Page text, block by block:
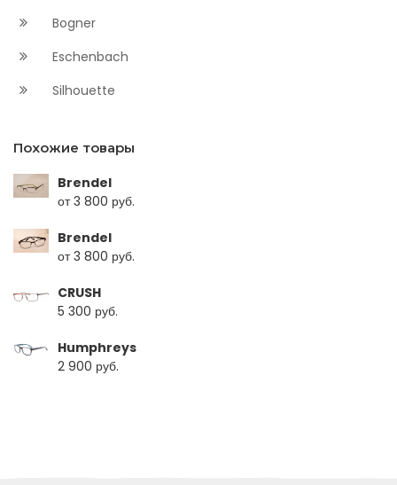
Bogner
Eschenbach
Silhouette
Похожие товары
Brendel
от 3 800 руб.
Brendel
от 3 800 руб.
CRUSH
5 300 руб.
Humphreys
2 900 руб.